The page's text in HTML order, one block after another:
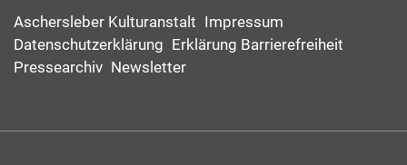
Aschersleber Kulturanstalt Impressum
Datenschutzerklärung Erklärung Barrierefreiheit
Pressearchiv Newsletter